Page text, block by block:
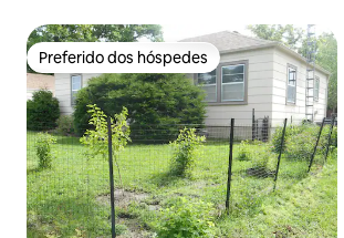
Preferido dos hóspedes
Preferido dos hóspedes